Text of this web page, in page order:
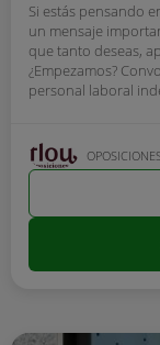
Si estás pensando
un mensaje
que tanto deseas,
¿Empezamos?
personal laboral